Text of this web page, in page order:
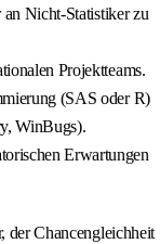
an Nicht-Statistiker zu
Projektteams.
(SAS oder R)
WinBugs).
Erwartungen
der Chancengleichheit